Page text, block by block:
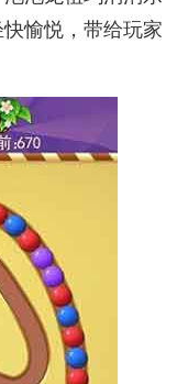
愉悦，带给玩家